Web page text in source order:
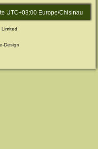
UTC+03:00 Europe/Chisinau
Design